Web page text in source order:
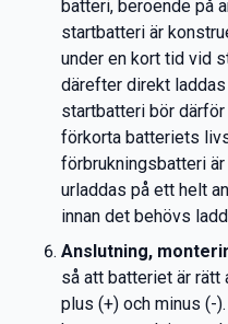
batteri, beroende på
startbatteri är
under en kort tid vid
därefter direkt
startbatteri bör
förkorta batteriets
förbrukningsbatteri
urladdas på ett helt
innan det behövs
Anslutning,
så att batteriet är rätt
plus (+) och minus (-